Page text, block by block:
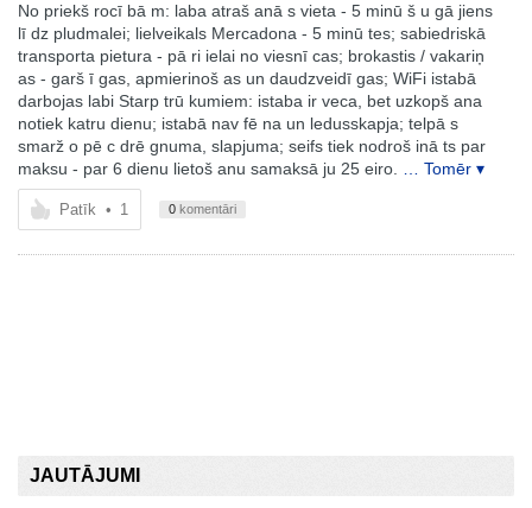
No priekš rocī bā m: laba atraš anā s vieta - 5 minū š u gā jiens
lī dz pludmalei; lielveikals Mercadona - 5 minū tes; sabiedriskā
transporta pietura - pā ri ielai no viesnī cas; brokastis / vakariņ
as - garš ī gas, apmierinoš as un daudzveidī gas; WiFi istabā
darbojas labi Starp trū kumiem: istaba ir veca, bet uzkopš ana
notiek katru dienu; istabā nav fē na un ledusskapja; telpā s
smarž o pē c drē gnuma, slapjuma; seifs tiek nodroš inā ts par
maksu - par 6 dienu lietoš anu samaksā ju 25 eiro.
… Tomēr ▾
Patīk • 1 0 komentāri
JAUTĀJUMI